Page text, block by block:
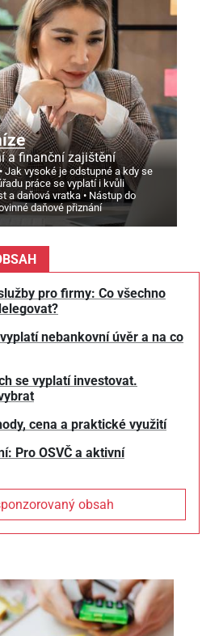
a finanční zajištění
Jak vysoké je odstupné a kdy se
práce se vyplatí i kvůli
a daňová vratka
Nástup do
daňové přiznání
pro firmy: Co všechno
nebankovní úvěr a na co
se vyplatí investovat.
cena a praktické využití
Pro OSVČ a aktivní
obsah